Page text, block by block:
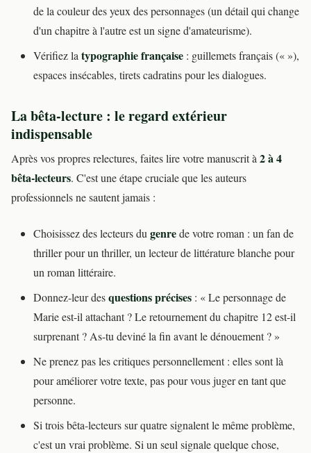
de la couleur des yeux des personnages (un détail qui change
d'un chapitre à l'autre est un signe d'amateurisme).
Vérifiez latypographie française : guillemets français (« »),
espaces insécables, tirets cadratins pour les dialogues.
La bêta-lecture : le regard extérieur
indispensable
Après vos propres relectures, faites lire votre manuscrit à2 à 4
bêta-lecteurs. C'est une étape cruciale que les auteurs
professionnels ne sautent jamais :
Choisissez des lecteurs dugenrede votre roman : un fan de
thriller pour un thriller, un lecteur de littérature blanche pour
un roman littéraire.
Donnez-leur desquestions précises : « Le personnage de
Marie est-il attachant ? Le retournement du chapitre 12 est-il
surprenant ? As-tu deviné la fin avant le dénouement ? »
Ne prenez pas les critiques personnellement : elles sont là
pour améliorer votre texte, pas pour vous juger en tant que
personne.
Si trois bêta-lecteurs sur quatre signalent le même problème,
c'est un vrai problème. Si un seul signale quelque chose,